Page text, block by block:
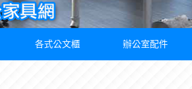
各式公文櫃 辦公室配件